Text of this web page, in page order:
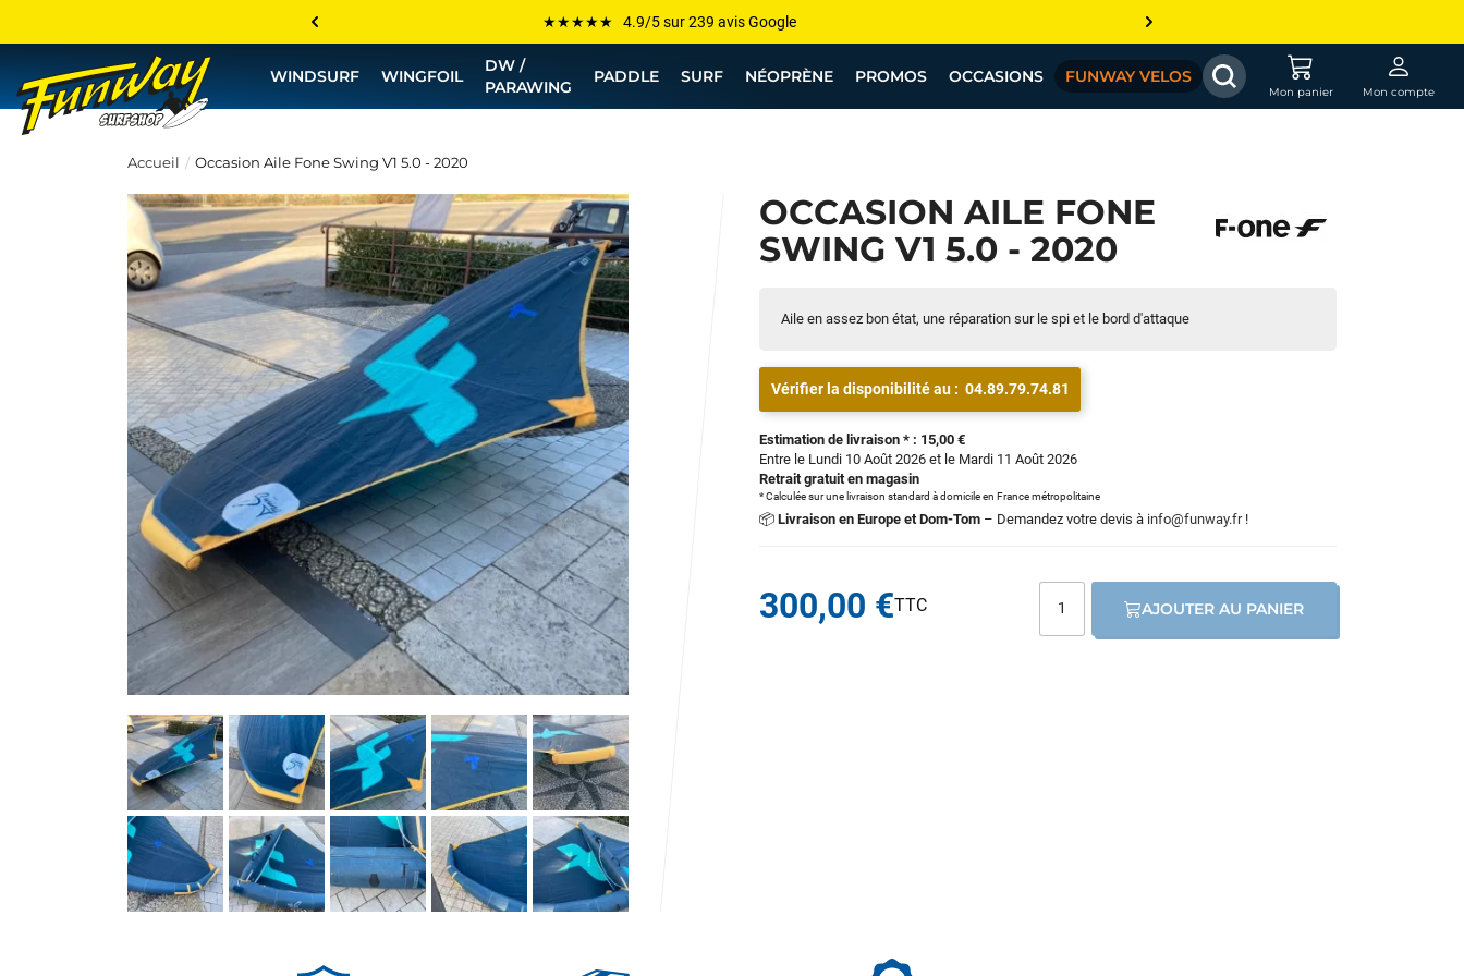
Les plus grandes marques sont chez Funway
Jusqu’à -75% de remise sur le windsurf, wingfoil, etc...
💰 Meilleur prix garanti — Moins cher ailleurs ? On s’aligne !
WINDSURF WINGFOIL
DW /
PARAWING
PADDLE SURF NÉOPRÈNE PROMOS OCCASIONS FUNWAY VELOS
Mon panier Mon compte
Accueil Occasion Aile Fone Swing V1 5.0 - 2020
OCCASION AILE FONE
SWING V1 5.0 - 2020
Aile en assez bon état, une réparation sur le spi et le bord d'attaque
Vérifier la disponibilité au : 04.89.79.74.81
Estimation de livraison * : 15,00 €
Entre le Lundi 10 Août 2026 et le Mardi 11 Août 2026
Retrait gratuit en magasin
* Calculée sur une livraison standard à domicile en France métropolitaine
📦 Livraison en Europe et Dom-Tom – Demandez votre devis à info@funway.fr!
300,00 € AJOUTER AU PANIER